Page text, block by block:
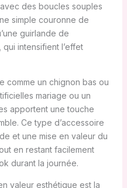
des boucles souples
simple couronne de
guirlande de
intensifient l’effet
comme un chignon bas ou
mariage ou un
apportent une touche
Ce type d’accessoire
et une mise en valeur du
en restant facilement
durant la journée.
valeur esthétique est la